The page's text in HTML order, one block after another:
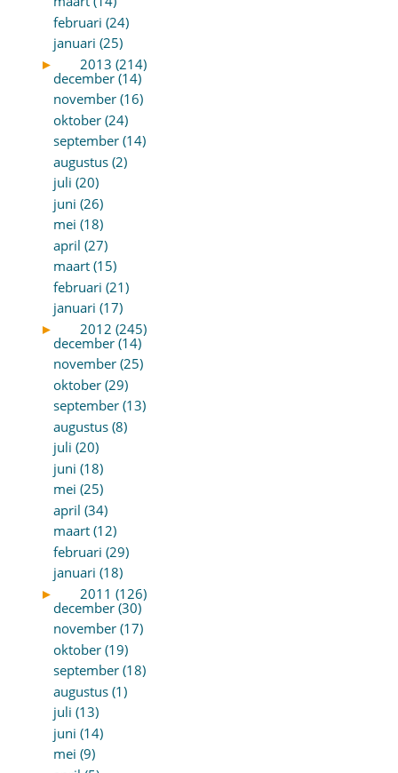
februari (24)
januari (25)
►
2013 (214)
december (14)
november (16)
oktober (24)
september (14)
augustus (2)
juli (20)
juni (26)
mei (18)
april (27)
maart (15)
februari (21)
januari (17)
►
2012 (245)
december (14)
november (25)
oktober (29)
september (13)
augustus (8)
juli (20)
juni (18)
mei (25)
april (34)
maart (12)
februari (29)
januari (18)
►
2011 (126)
december (30)
november (17)
oktober (19)
september (18)
augustus (1)
juli (13)
juni (14)
mei (9)